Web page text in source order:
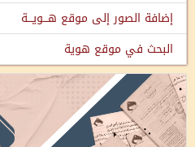
إضافة الصور إلى موقع هـــويـــة
البحث في موقع هوية